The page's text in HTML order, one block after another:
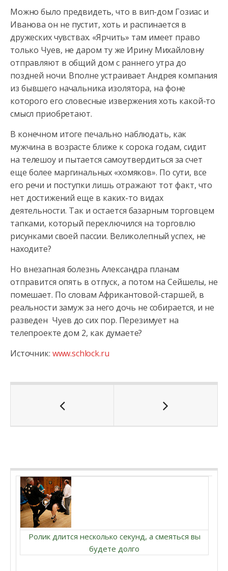
Можно было предвидеть, что в вип-дом Гозиас и
Иванова он не пустит, хоть и распинается в
дружеских чувствах. «Ярчить» там имеет право
только Чуев, не даром ту же Ирину Михайловну
отправляют в общий дом с раннего утра до
поздней ночи. Вполне устраивает Андрея компания
из бывшего начальника изолятора, на фоне
которого его словесные извержения хоть какой-то
смысл приобретают.
В конечном итоге печально наблюдать, как
мужчина в возрасте ближе к сорока годам, сидит
на телешоу и пытается самоутвердиться за счет
еще более маргинальных «хомяков». По сути, все
его речи и поступки лишь отражают тот факт, что
нет достижений еще в каких-то видах
деятельности. Так и остается базарным торговцем
тапками, который переключился на торговлю
рисунками своей пассии. Великолепный успех, не
находите?
Но внезапная болезнь Александра планам
отправится опять в отпуск, а потом на Сейшелы, не
помешает. По словам Африкантовой-старшей, в
реальности замуж за него дочь не собирается, и не
разведен Чуев до сих пор. Перезимует на
телепроекте дом 2, как думаете?
Источник: www.schlock.ru
Ролик длится несколько секунд, а смеяться вы
будете долго